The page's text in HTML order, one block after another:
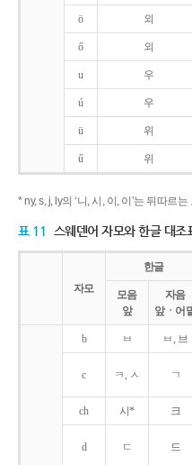
ö 외
ő 외
u 우
ú 우
ü 위
ű 위
* ny, s, j, ly의 ‘니, 시, 이, 이’는 뒤따르
표 11 스웨덴어 자모와 한글 대조
자모
한글
모음
앞
자음
앞ㆍ어
b ㅂ ㅂ, 브
c ㅋ, ㅅ ㄱ
ch 시* 크
d ㄷ 드